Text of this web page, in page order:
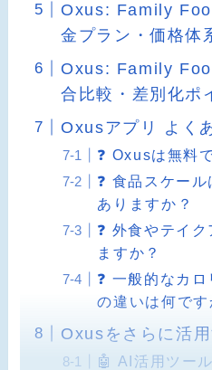
Oxus: Family
金プラン・価格体
Oxus: Family
合比較・差別化ポ
Oxusアプリ よく
❓ Oxusは無料
❓ 食品スケー
ありますか？
❓ 外食やテイ
ますか？
❓ 一般的なカ
の違いは何です
Oxusをさらに活
🤖 AI活用ツール